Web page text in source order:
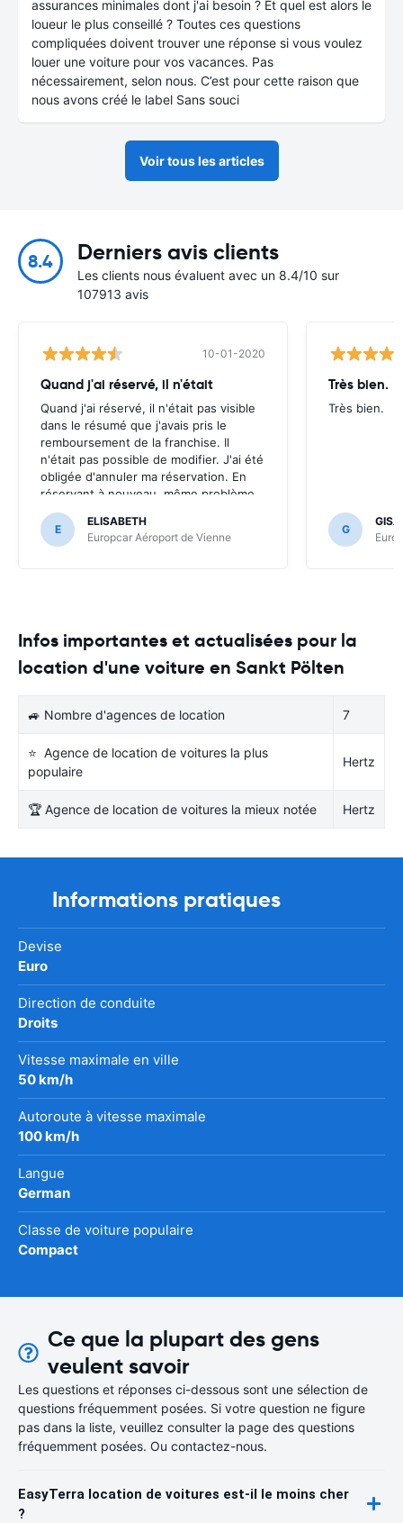
assurances minimales dont j'ai besoin ? Et quel est alors le
loueur le plus conseillé ? Toutes ces questions
compliquées doivent trouver une réponse si vous voulez
louer une voiture pour vos vacances. Pas
nécessairement, selon nous. C’est pour cette raison que
nous avons créé le label Sans souci
Voir tous les articles
8.4 Derniers avis clients
Les clients nous évaluent avec un 8.4/10 sur
107913 avis
10-01-2020
Quand j'ai réservé, il n'était
Quand j'ai réservé, il n'était pas visible
dans le résumé que j'avais pris le
remboursement de la franchise. Il
n'était pas possible de modifier. J'ai été
obligée d'annuler ma réservation. En
réservant à nouveau, même problème.
J'ai dû appeler le helpdesk en Belgique.
On m'a aidée, mais c'était ennuyeux. A
améliorer, svp. Sinon, je suis toujours
E
ELISABETH
Europcar Aéroport de Vienne
Très bien.
Très bien.
G
Infos importantes et actualisées pour la
location d'une voiture en Sankt Pölten
🚙 Nombre d'agences de location 7
⭐ Agence de location de voitures la plus
populaire
Hertz
🏆 Agence de location de voitures la mieux notée Hertz
Informations pratiques
Devise
Euro
Direction de conduite
Droits
Vitesse maximale en ville
50 km/h
Autoroute à vitesse maximale
100 km/h
Langue
German
Classe de voiture populaire
Compact
Ce que la plupart des gens
veulent savoir
Les questions et réponses ci-dessous sont une sélection de
questions fréquemment posées. Si votre question ne figure
pas dans la liste, veuillez consulter la page des questions
fréquemment posées. Ou contactez-nous.
EasyTerra location de voitures est-il le moins cher
?